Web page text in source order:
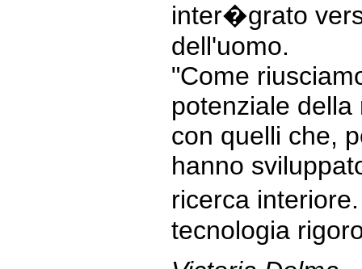
inter�grato
dell'uomo.
"Come
potenziale
con quelli che,
hanno
ricerca
tecnologia